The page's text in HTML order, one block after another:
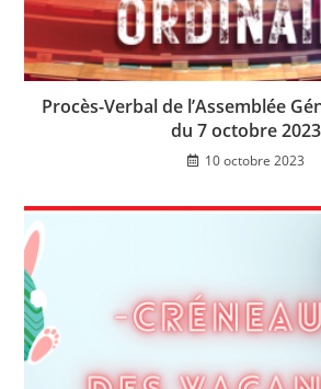
Procès-Verbal de l’Assemblée
du 7 octobre 2023
10 octobre 2023